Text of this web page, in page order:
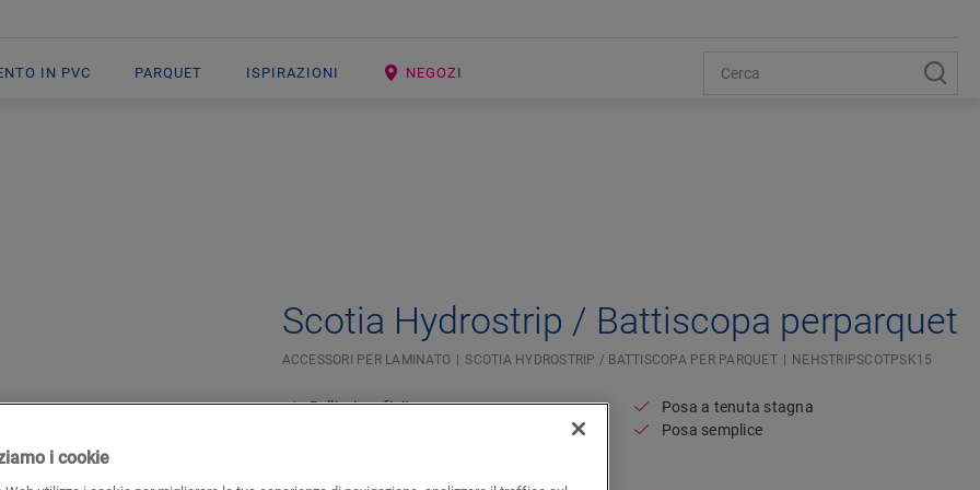
IN PVC PARQUET ISPIRAZIONI NEGOZI
Scotia Hydrostrip / Battiscopa perparquet
ACCESSORI PER LAMINATO SCOTIA HYDROSTRIP / BATTISCOPA PER PARQUET NEHSTRIPSCOTPSK15
Bellissima finitura
Posa a tenuta stagna
Posa semplice
i cookie